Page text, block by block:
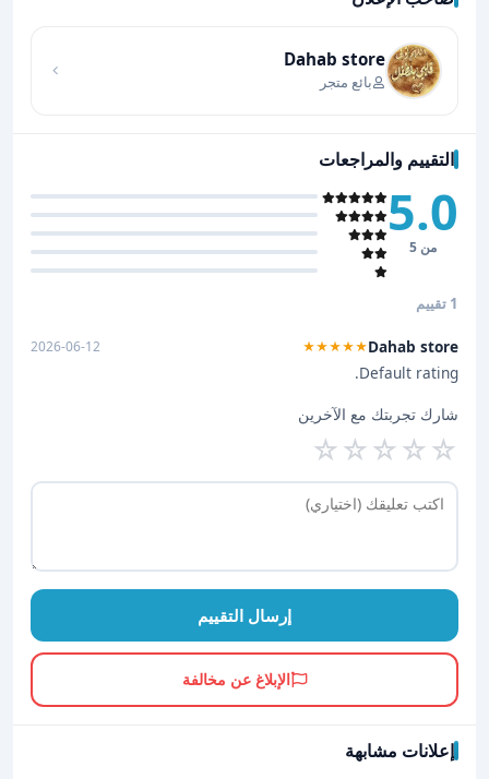
Dahab store
بائع متجر
التقييم والمراجعات
5.0
من 5
1 تقييم
Dahab store
★★★★★
2026-06-12
Default rating.
شارك تجربتك مع الآخرين
☆
☆
☆
☆
☆
إرسال التقييم
الإبلاغ عن مخالفة
إعلانات مشابهة